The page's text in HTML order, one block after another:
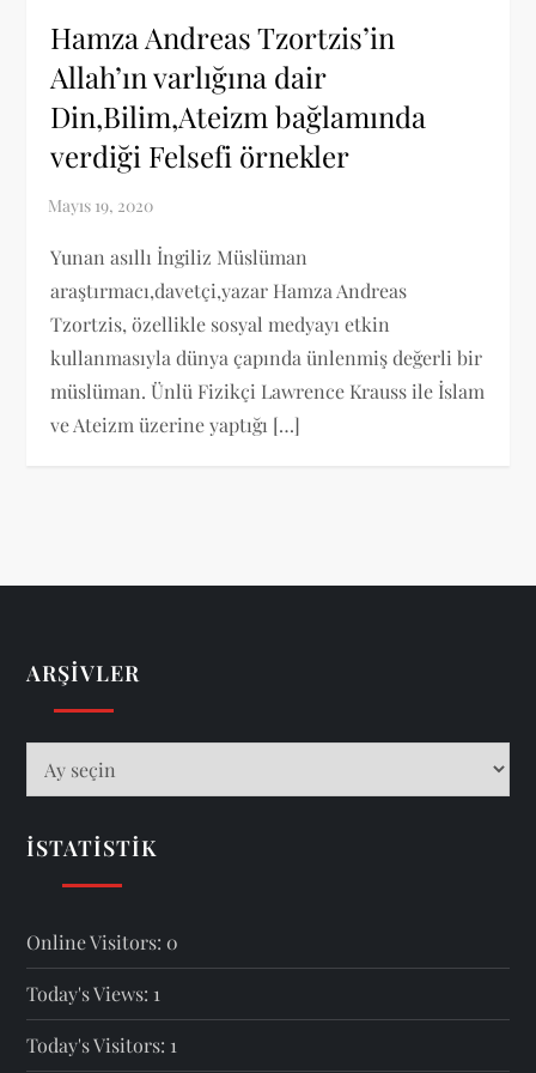
Hamza Andreas Tzortzis’in
Allah’ın varlığına dair
Din,Bilim,Ateizm bağlamında
verdiği Felsefi örnekler
Yunan asıllı İngiliz Müslüman
araştırmacı,davetçi,yazar Hamza Andreas
Tzortzis, özellikle sosyal medyayı etkin
kullanmasıyla dünya çapında ünlenmiş değerli bir
müslüman. Ünlü Fizikçi Lawrence Krauss ile İslam
ve Ateizm üzerine yaptığı […]
ARŞIVLER
İSTATISTIK
Online Visitors: 0
Today's Views: 1
Today's Visitors: 1